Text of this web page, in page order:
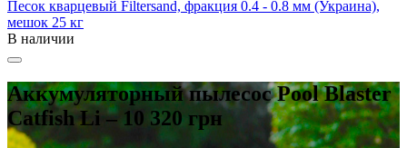
Песок кварцевый Filtersand, фракция 0.4 - 0.8 мм (Украина),
мешок 25 кг
В наличии
Аккумуляторный пылесос Pool Blaster
Catfish Li – 10 320 грн